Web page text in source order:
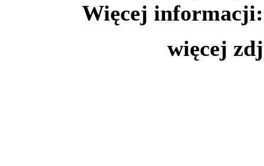
Więcej
więcej